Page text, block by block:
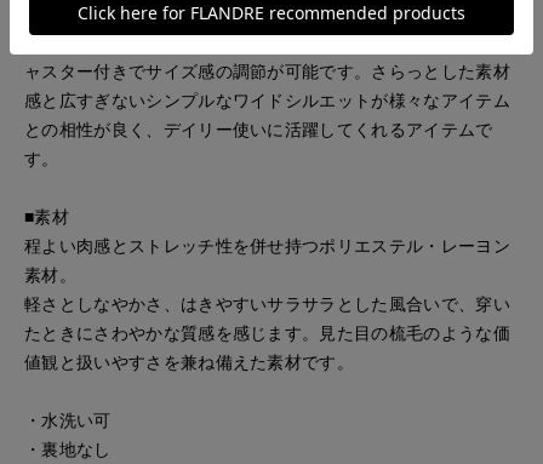
２タックのワイドパンツ。センタープレスを入れる事で立体感
のあるシルエットに仕上げました。ウエストは内側にゴムアジ
ャスター付きでサイズ感の調節が可能です。さらっとした素材
感と広すぎないシンプルなワイドシルエットが様々なアイテム
との相性が良く、デイリー使いに活躍してくれるアイテムで
す。
■素材
程よい肉感とストレッチ性を併せ持つポリエステル・レーヨン
素材。
軽さとしなやかさ、はきやすいサラサラとした風合いで、穿い
たときにさわやかな質感を感じます。見た目の梳毛のような価
値観と扱いやすさを兼ね備えた素材です。
・水洗い可
・裏地なし